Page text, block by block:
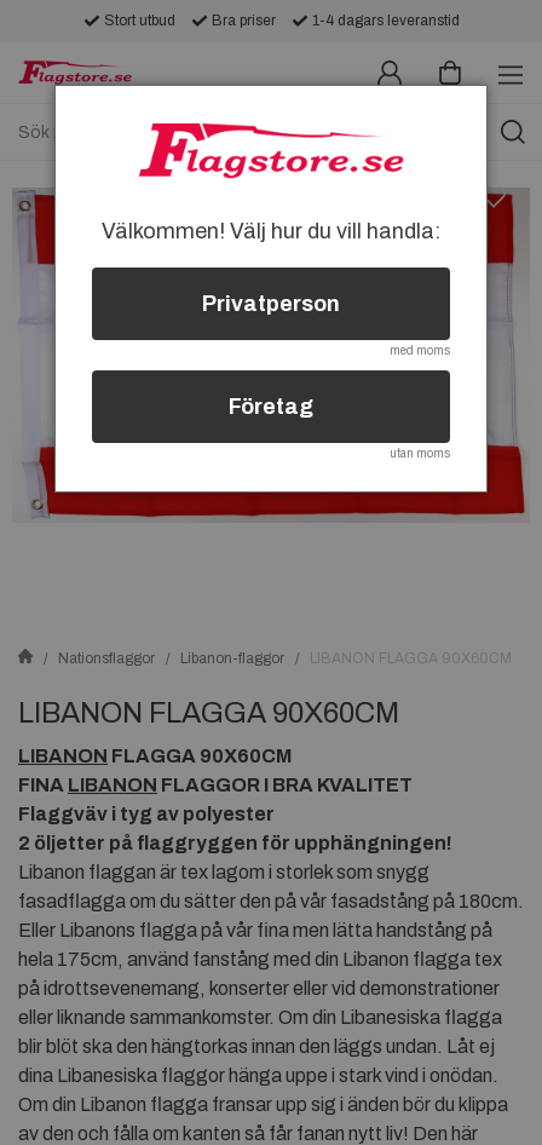
Stort utbud Bra priser 1-4 dagars leveranstid
Nationsflaggor Libanon-flaggor LIBANON FLAGGA 90X60CM
LIBANON FLAGGA 90X60CM
LIBANON FLAGGA 90X60CM
FINA LIBANON FLAGGOR I BRA KVALITET
Flaggväv i tyg av polyester
2 öljetter på flaggryggen för upphängningen!
Libanon flaggan är tex lagom i storlek som snygg
fasadflagga om du sätter den på vår fasadstång på 180cm.
Eller Libanons flagga på vår fina men lätta handstång på
hela 175cm, använd fanstång med din Libanon flagga tex
på idrottsevenemang, konserter eller vid demonstrationer
eller liknande sammankomster. Om din Libanesiska flagga
blir blöt ska den hängtorkas innan den läggs undan. Låt ej
dina Libanesiska flaggor hänga uppe i stark vind i onödan.
Om din Libanon flagga fransar upp sig i änden bör du klippa
av den och fålla om kanten så får fanan nytt liv! Den här
Välkommen! Välj hur du vill handla:
Privatperson
med moms
Företag
utan moms